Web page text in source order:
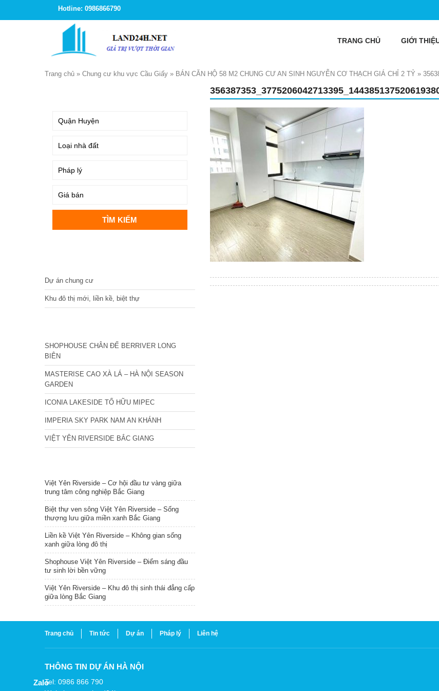
Hotline: 0986866790
TRANG CHỦ GIỚI
Trang chủ » Chung cư khu vực Cầu Giấy » BÁN CĂN HỘ 58 M2 CHUNG CƯ AN SINH NGUYỄN CƠ THẠCH GIÁ CHỈ 2 TỶ »
Dự án chung cư
Khu đô thị mới, liền kề, biệt thự
SHOPHOUSE CHÂN ĐẾ BERRIVER LONG
BIÊN
MASTERISE CAO XÀ LÁ – HÀ NỘI SEASON
GARDEN
ICONIA LAKESIDE TỐ HỮU MIPEC
IMPERIA SKY PARK NAM AN KHÁNH
VIỆT YÊN RIVERSIDE BẮC GIANG
Việt Yên Riverside – Cơ hội đầu tư vàng giữa
trung tâm công nghiệp Bắc Giang
Biệt thự ven sông Việt Yên Riverside – Sống
thượng lưu giữa miền xanh Bắc Giang
Liền kề Việt Yên Riverside – Không gian sống
xanh giữa lòng đô thị
Shophouse Việt Yên Riverside – Điểm sáng đầu
tư sinh lời bền vững
Việt Yên Riverside – Khu đô thị sinh thái đẳng cấp
giữa lòng Bắc Giang
Trang chủ Tin tức Dự án Pháp lý Liên hệ
THÔNG TIN DỰ ÁN HÀ NỘI
Tel: 0986 866 790
Zalo